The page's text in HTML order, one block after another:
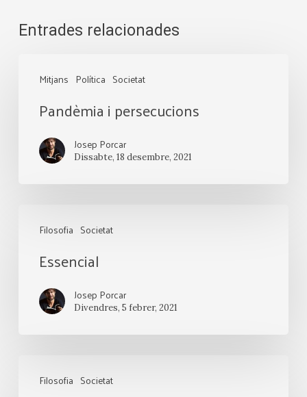
Entrades relacionades
Mitjans Política Societat
persecucions
Pandèmia i persecucions
Josep Porcar
Dissabte, 18 desembre, 2021
Filosofia Societat
Essencial
Josep Porcar
Divendres, 5 febrer, 2021
Filosofia Societat